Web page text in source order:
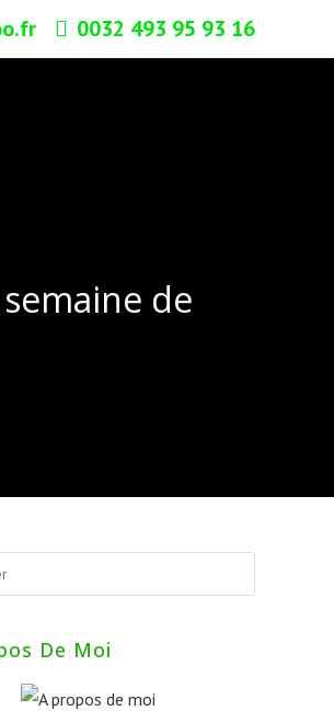
0032 493 95 93 16
de
De Moi